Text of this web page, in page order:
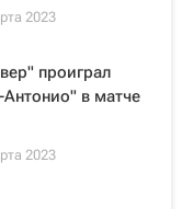
2023
проиграл
в матче
2023